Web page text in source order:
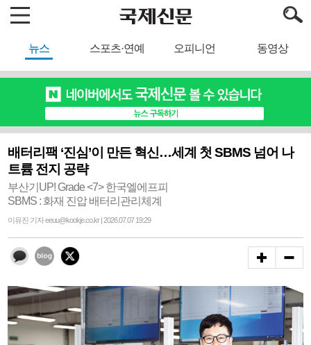
뉴스 스포츠·연예 오피니언 동영상
배터리팩 ‘진심’이 만든 혁신…세계 첫 SBMS 넘어 나
트륨 전지 공략
부산기UP! Grade <7> 한국엘에프피
SBMS : 화재 진압 배터리관리체계
이유진 기자 eeuu@kookje.co.kr | 2026.07.07 19:29